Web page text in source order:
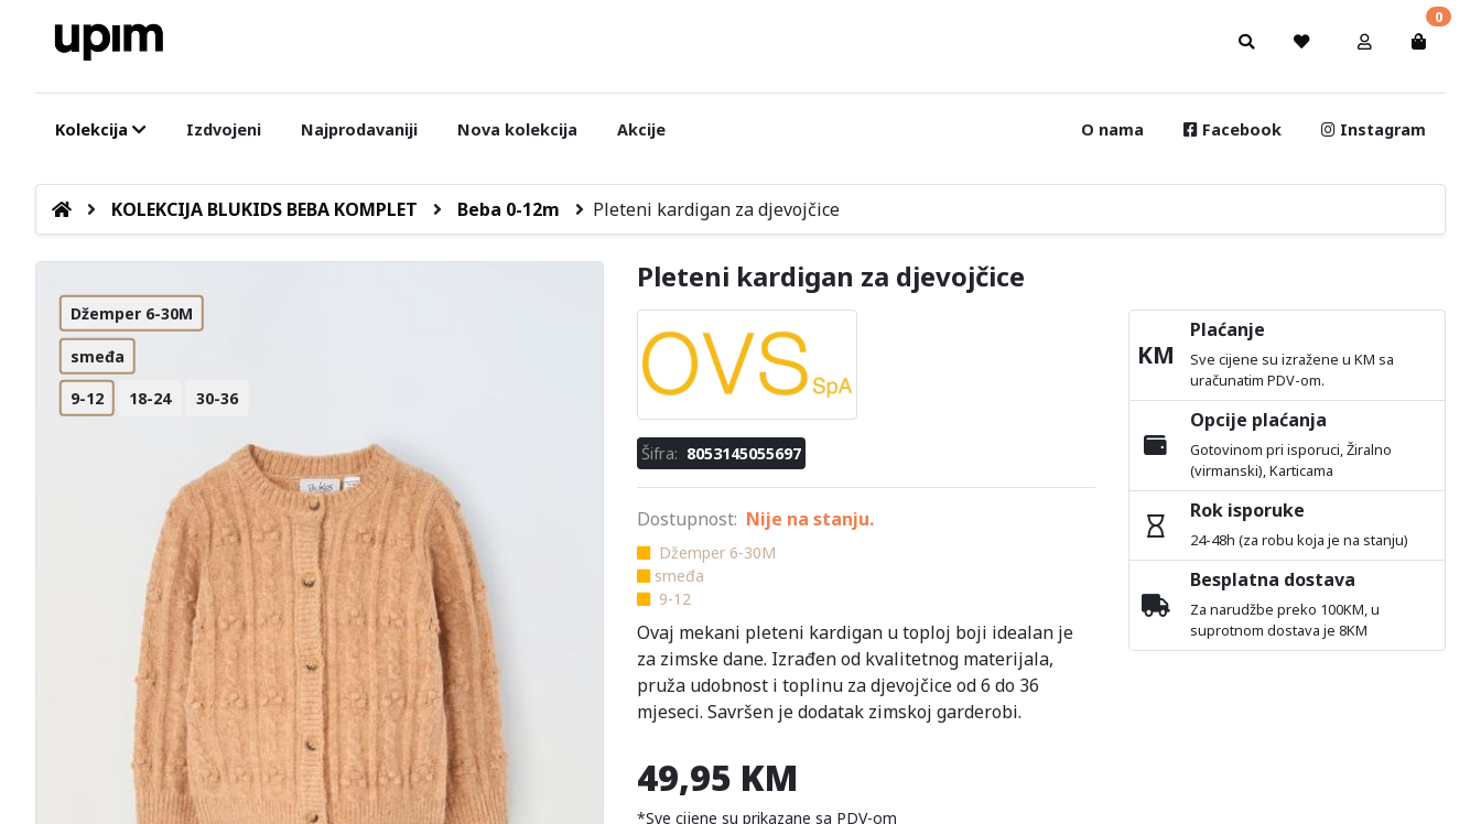
0
Kolekcija Izdvojeni Najprodavaniji Nova kolekcija Akcije O nama Facebook Instagram
KOLEKCIJA BLUKIDS BEBA KOMPLET Beba 0-12m Pleteni kardigan za djevojčice
Džemper 6-30M
smeđa
9-12 18-24 30-36
Pleteni kardigan za djevojčice
Šifra: 8053145055697
Dostupnost: Nije na stanju.
Džemper 6-30M
smeđa
9-12
Ovaj mekani pleteni kardigan u toploj boji idealan je
za zimske dane. Izrađen od kvalitetnog materijala,
pruža udobnost i toplinu za djevojčice od 6 do 36
mjeseci. Savršen je dodatak zimskoj garderobi.
49,95 KM
*Sve cijene su prikazane sa PDV-om
KM
Plaćanje
Sve cijene su izražene u KM sa
uračunatim PDV-om.
Opcije plaćanja
Gotovinom pri isporuci, Žiralno
(virmanski), Karticama
Rok isporuke
24-48h (za robu koja je na stanju)
Besplatna dostava
Za narudžbe preko 100KM, u
suprotnom dostava je 8KM